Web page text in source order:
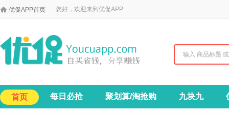
 优促APP首页 您好，欢迎来到优促APP
首页 每日必抢 聚划算/淘抢购 九块九